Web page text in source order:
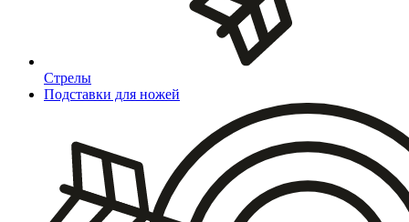
Стрелы
Подставки для ножей